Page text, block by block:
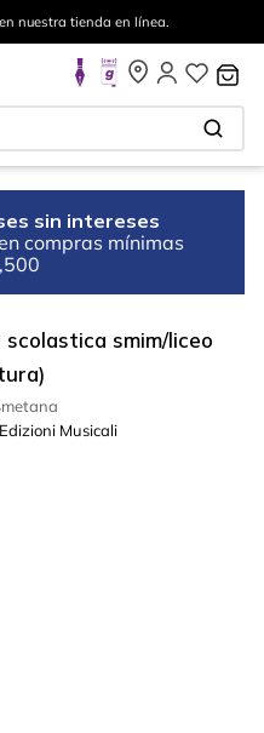
nuestra tienda en línea.
sin intereses
compras mínimas
smim/liceo
Musicali